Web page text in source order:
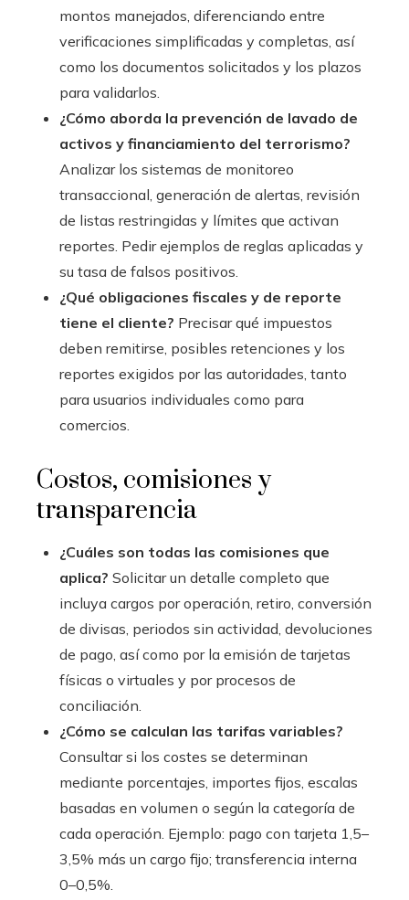
montos manejados, diferenciando entre
verificaciones simplificadas y completas, así
como los documentos solicitados y los plazos
para validarlos.
¿Cómo aborda la prevención de lavado de
activos y financiamiento del terrorismo?
Analizar los sistemas de monitoreo
transaccional, generación de alertas, revisión
de listas restringidas y límites que activan
reportes. Pedir ejemplos de reglas aplicadas y
su tasa de falsos positivos.
¿Qué obligaciones fiscales y de reporte
tiene el cliente? Precisar qué impuestos
deben remitirse, posibles retenciones y los
reportes exigidos por las autoridades, tanto
para usuarios individuales como para
comercios.
Costos, comisiones y
transparencia
¿Cuáles son todas las comisiones que
aplica? Solicitar un detalle completo que
incluya cargos por operación, retiro, conversión
de divisas, periodos sin actividad, devoluciones
de pago, así como por la emisión de tarjetas
físicas o virtuales y por procesos de
conciliación.
¿Cómo se calculan las tarifas variables?
Consultar si los costes se determinan
mediante porcentajes, importes fijos, escalas
basadas en volumen o según la categoría de
cada operación. Ejemplo: pago con tarjeta 1,5–
3,5% más un cargo fijo; transferencia interna
0–0,5%.